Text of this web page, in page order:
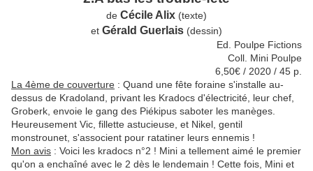
de Cécile Alix (texte)
et Gérald Guerlais (dessin)
Ed. Poulpe Fictions
Coll. Mini Poulpe
6,50€ / 2020 / 45 p.
La 4ème de couverture : Quand une fête foraine s'installe au-
dessus de Kradoland, privant les Kradocs d'électricité, leur chef,
Groberk, envoie le gang des Piékipus saboter les manèges.
Heureusement Vic, fillette astucieuse, et Nikel, gentil
monstrounet, s'associent pour ratatiner leurs ennemis !
Mon avis : Voici les kradocs n°2 ! Mini a tellement aimé le premier
qu'on a enchaîné avec le 2 dès le lendemain ! Cette fois, Mini et